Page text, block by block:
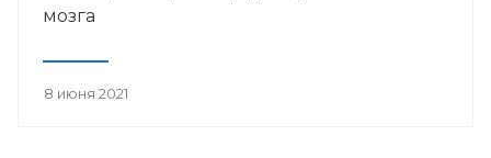
мозга
8 июня 2021